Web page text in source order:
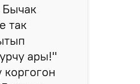
так
ары!"